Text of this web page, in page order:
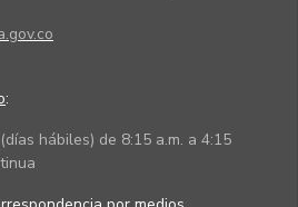
:
hábiles) de 8:15 a.m. a 4:15